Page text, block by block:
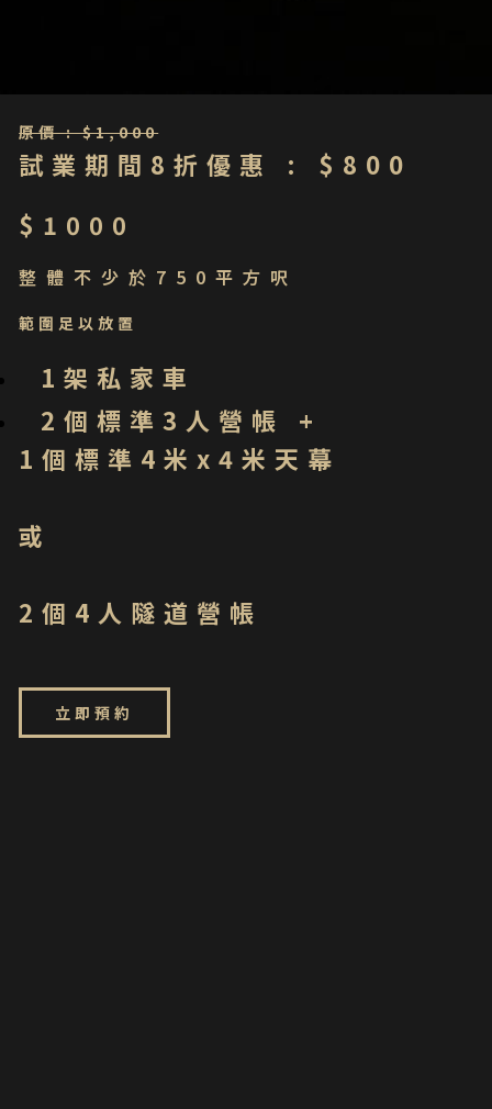
原價 : $1,000
試業期間8折優惠 : $800
$1000
整體不少於750平方呎
範圍足以放置
1架私家車
2個標準3人營帳 +
1個標準4米x4米天幕
或
2個4人隧道營帳
立即預約